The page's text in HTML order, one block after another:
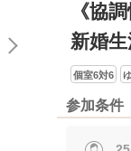
《協
新婚
個室6対6
参加条件